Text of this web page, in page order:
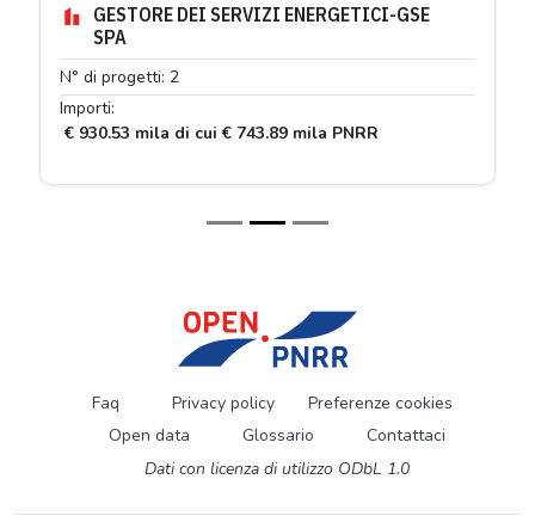
GESTORE DEI SERVIZI ENERGETICI-GSE
SPA
N° di progetti: 2
Importi:
€ 930.53 mila di cui € 743.89 mila PNRR
Faq Privacy policy
Preferenze cookies
Open data
Glossario
Contattaci
Dati con licenza di utilizzo ODbL 1.0